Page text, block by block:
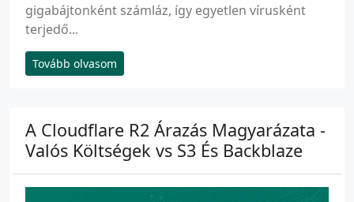
gigabájtonként számláz, így egyetlen vírusként
terjedő...
Tovább olvasom
A Cloudflare R2 Árazás Magyarázata -
Valós Költségek vs S3 És Backblaze